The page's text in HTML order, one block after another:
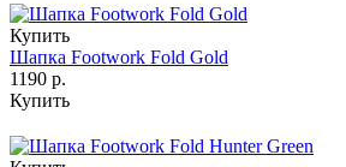
Купить
Шапка Footwork Fold Gold
1190 р.
Купить